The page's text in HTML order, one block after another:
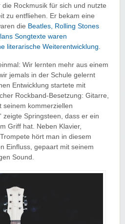
Rockmusik für sich und nutzte
zu entfliehen. Er bekam eine
die Beatles, Rolling Stones
Songtexte waren
literarische Weiterentwicklung.
Wir lernten mehr aus einem
jemals in der Schule gelernt
Entwicklung startete mit
Rockband-Besetzung: Gitarre,
seinem kommerziellen
zeigte Springsteen, dass er ein
Griff hat. Neben Klavier,
hört man in diesem
Einfluss, gepaart mit seinem
Sound.